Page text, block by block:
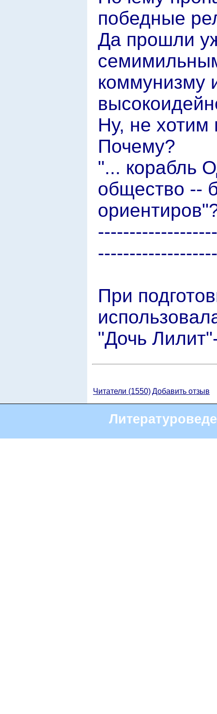
победные
Да прошли
коммунизму
Ну, не хотим
Почему?
"... корабль
общество --
При
"Дочь
Читатели (1550)Добавить отзыв